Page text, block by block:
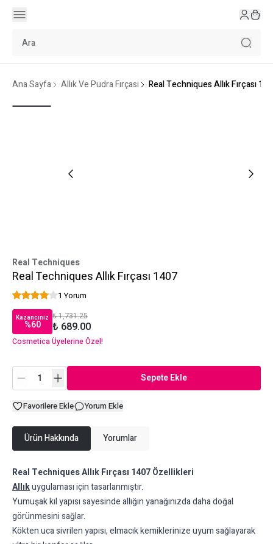
Ana Sayfa Allık Ve Pudra Fırçası Real Techniques Allık Fırçası
Real Techniques
Real Techniques Allık Fırçası 1407
1 Yorum
Kazancınız
%60
₺ 1,731.25
₺ 689.00
Cosmetica Üyelerine Özel!
Sepete Ekle
Favorilere Ekle Yorum Ekle
Ürün Hakkında Yorumlar
Real Techniques Allık Fırçası 1407 Özellikleri
Allıkuygulaması için tasarlanmıştır.
Yumuşak kıl yapısı sayesinde allığın yanağınızda daha doğal
görünmesini sağlar.
Kökten uca sivrilen yapısı, elmacık kemiklerinize uyum sağlayarak